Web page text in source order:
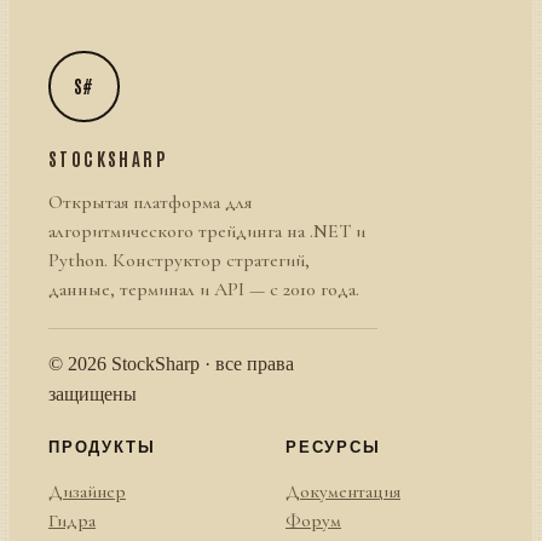
S#
STOCKSHARP
Открытая платформа для
алгоритмического трейдинга на .NET и
Python. Конструктор стратегий,
данные, терминал и API — с 2010 года.
© 2026 StockSharp · все права
защищены
ПРОДУКТЫ
Дизайнер
Гидра
РЕСУРСЫ
Документация
Форум